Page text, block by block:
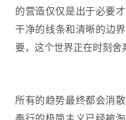
的营造仅仅是出于必要
干净的线条和清晰的边
要，这个世界正在时刻舍
所有的趋势最终都会消